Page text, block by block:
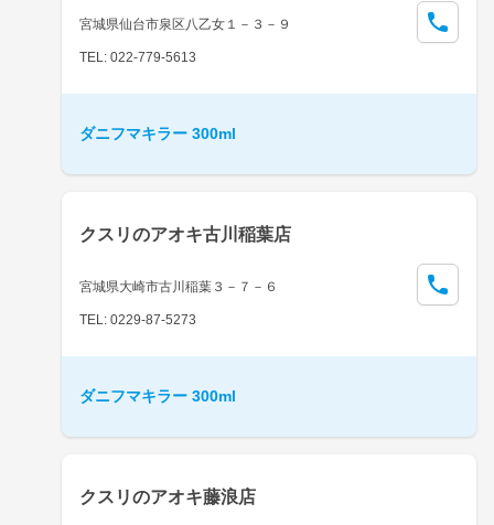
宮城県仙台市泉区八乙女１－３－９
TEL: 022-779-5613
ダニフマキラー 300ml
クスリのアオキ古川稲葉店
宮城県大崎市古川稲葉３－７－６
TEL: 0229-87-5273
ダニフマキラー 300ml
クスリのアオキ藤浪店